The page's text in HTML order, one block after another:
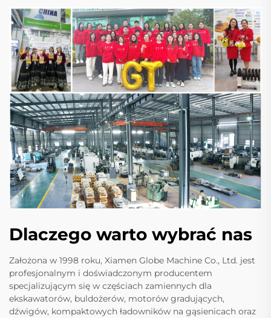
Dlaczego warto wybrać nas
Założona w 1998 roku, Xiamen Globe Machine Co., Ltd. jest
profesjonalnym i doświadczonym producentem
specjalizującym się w częściach zamiennych dla
ekskawatorów, buldożerów, motorów gradujących,
dźwigów, kompaktowych ładowników na gąsienicach oraz